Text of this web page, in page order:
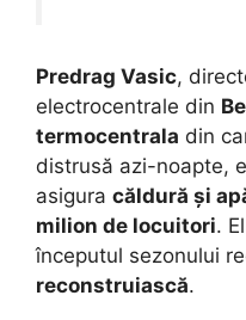
Predrag Vasic,
electrocentrale din
termocentrala din
distrusă azi-noapte,
asigura căldură și
milion de locuitori.
începutul sezonului
reconstruiască.